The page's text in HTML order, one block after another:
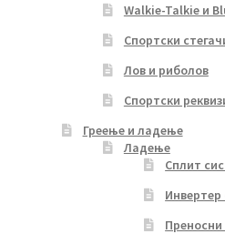
Walkie-Talkie и
Спортски
Лов и риболов
Спортски
Греење и ладење
Ладење
Сплит
Инвертер